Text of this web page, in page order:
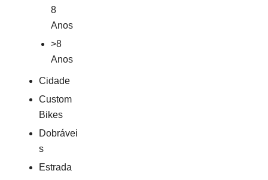
8
Anos
>8
Anos
Cidade
Custom
Bikes
Dobrávei
s
Estrada